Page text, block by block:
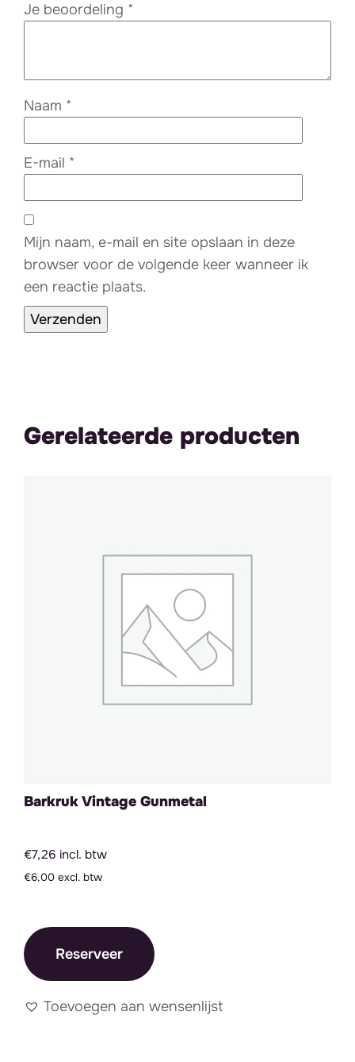
Je beoordeling *
Naam *
E-mail *
Mijn naam, e-mail en site opslaan in deze
browser voor de volgende keer wanneer ik
een reactie plaats.
Gerelateerde producten
Barkruk Vintage Gunmetal
€7,26 incl. btw
€6,00 excl. btw
Reserveer
Toevoegen aan wensenlijst